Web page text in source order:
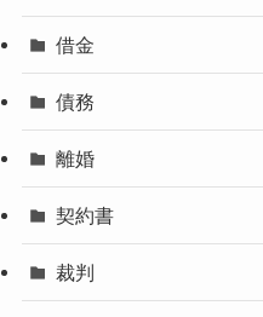
借金
債務
離婚
契約書
裁判